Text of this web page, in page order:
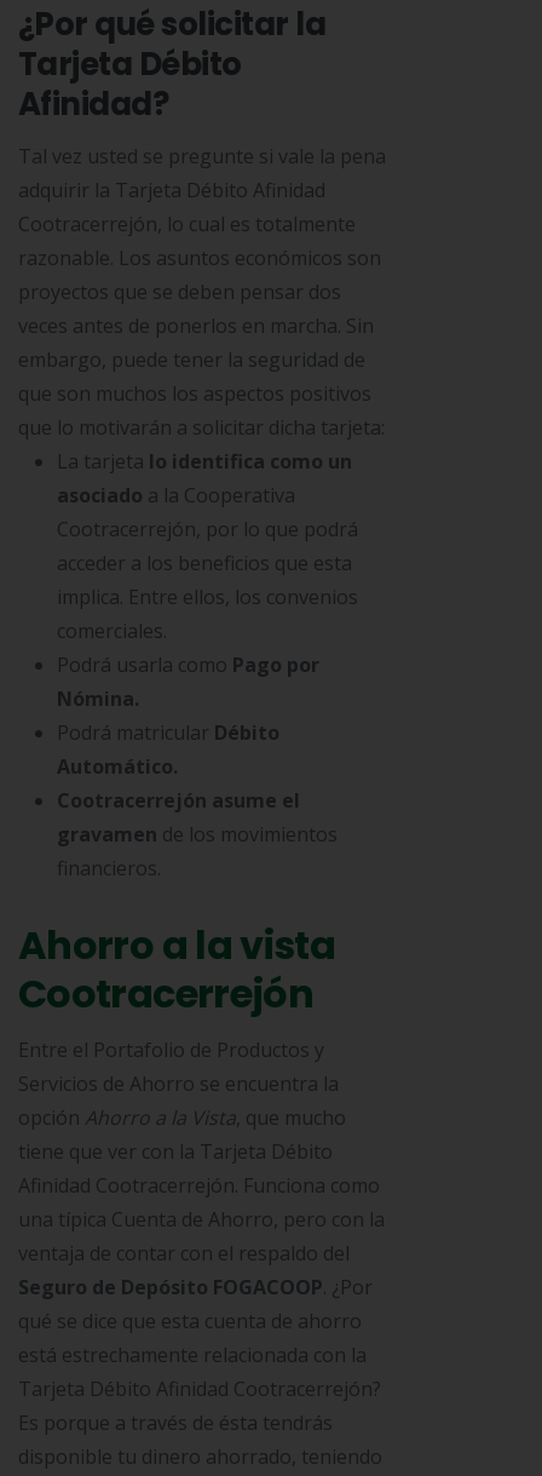
¿Por qué solicitar la
Tarjeta Débito
Afinidad?
Tal vez usted se pregunte si vale la pena
adquirir la Tarjeta Débito Afinidad
Cootracerrejón, lo cual es totalmente
razonable. Los asuntos económicos son
proyectos que se deben pensar dos
veces antes de ponerlos en marcha. Sin
embargo, puede tener la seguridad de
que son muchos los aspectos positivos
que lo motivarán a solicitar dicha tarjeta:
La tarjeta lo identifica como un
asociado a la Cooperativa
Cootracerrejón, por lo que podrá
acceder a los beneficios que esta
implica. Entre ellos, los convenios
comerciales.
Podrá usarla como Pago por
Nómina.
Podrá matricular Débito
Automático.
Cootracerrejón asume el
gravamen de los movimientos
financieros.
Ahorro a la vista
Cootracerrejón
Entre el Portafolio de Productos y
Servicios de Ahorro se encuentra la
opción Ahorro a la Vista, que mucho
tiene que ver con la Tarjeta Débito
Afinidad Cootracerrejón. Funciona como
una típica Cuenta de Ahorro, pero con la
ventaja de contar con el respaldo del
Seguro de Depósito FOGACOOP. ¿Por
qué se dice que esta cuenta de ahorro
está estrechamente relacionada con la
Tarjeta Débito Afinidad Cootracerrejón?
Es porque a través de ésta tendrás
disponible tu dinero ahorrado, teniendo